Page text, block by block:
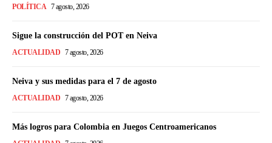
POLÍTICA 7 agosto, 2026
Sigue la construcción del POT en Neiva
ACTUALIDAD 7 agosto, 2026
Neiva y sus medidas para el 7 de agosto
ACTUALIDAD 7 agosto, 2026
Más logros para Colombia en Juegos Centroamericanos